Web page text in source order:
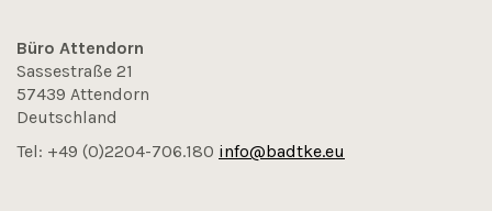
Büro Attendorn
Sassestraße 21
57439 Attendorn
Deutschland
Tel: +49 (0)2204-706.180 info@badtke.eu